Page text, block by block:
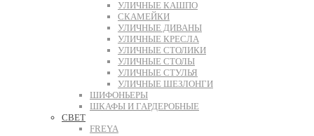
УЛИЧНЫЕ КАШПО
СКАМЕЙКИ
УЛИЧНЫЕ ДИВАНЫ
УЛИЧНЫЕ КРЕСЛА
УЛИЧНЫЕ СТОЛИКИ
УЛИЧНЫЕ СТОЛЫ
УЛИЧНЫЕ СТУЛЬЯ
УЛИЧНЫЕ ШЕЗЛОНГИ
ШИФОНЬЕРЫ
ШКАФЫ И ГАРДЕРОБНЫЕ
СВЕТ
FREYA